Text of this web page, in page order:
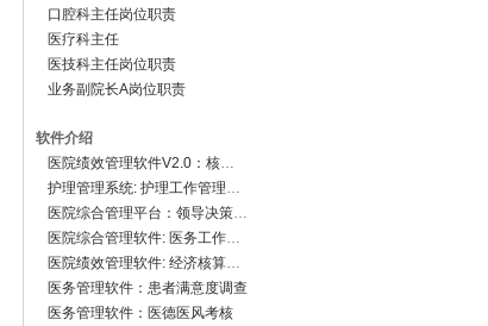
口腔科主任岗位职责
医疗科主任
医技科主任岗位职责
业务副院长A岗位职责
软件介绍
医院绩效管理软件V2.0：核心业务系统
护理管理系统: 护理工作管理子系统
医院综合管理平台：领导决策分析系统
医院综合管理软件: 医务工作管理系统
医院绩效管理软件: 经济核算管理系统
医务管理软件：患者满意度调查
医务管理软件：医德医风考核